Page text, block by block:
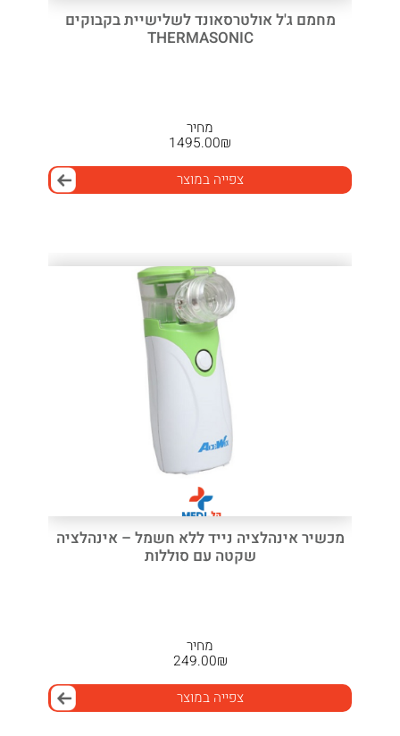
מחמם ג'ל אולטרסאונד לשלישיית בקבוקים
THERMASONIC
מחיר
₪
1495.00
צפייה במוצר
מכשיר אינהלציה נייד ללא חשמל – אינהלציה
שקטה עם סוללות
מחיר
₪
249.00
צפייה במוצר